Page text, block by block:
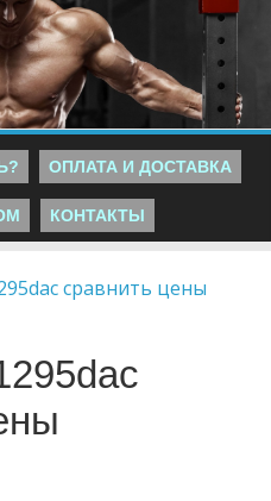
ОПЛАТА И ДОСТАВКА
КОНТАКТЫ
сравнить цены